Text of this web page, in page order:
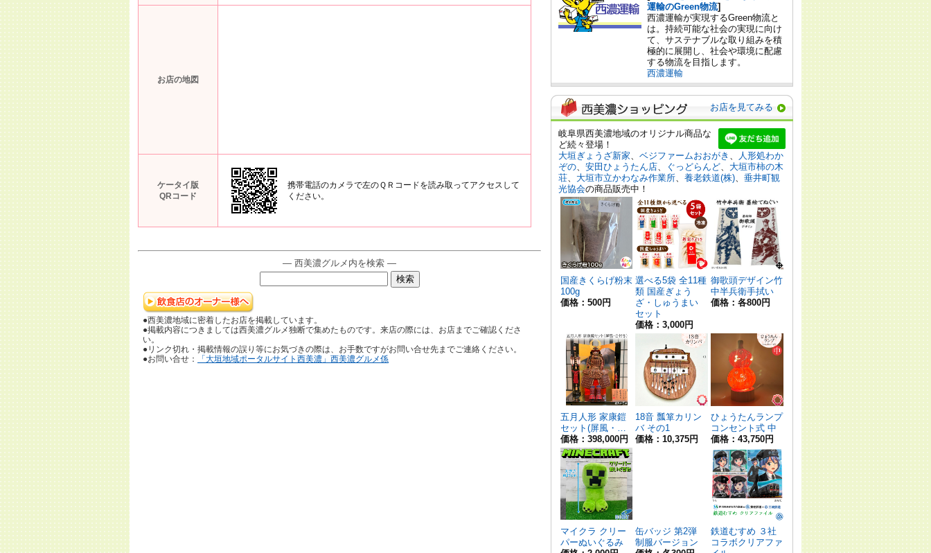
お店の地図
ケータイ版
QRコード
携帯電話のカメラで左のＱＲコードを読み取ってアクセスして
ください。
― 西美濃グルメ内を検索 ―
●西美濃地域に密着したお店を掲載しています。
●掲載内容につきましては西美濃グルメ独断で集めたものです。来店の際には、お店までご確認くださ
い。
●リンク切れ・掲載情報の誤り等にお気づきの際は、お手数ですがお問い合せ先までご連絡ください。
●お問い合せ：
「大垣地域ポータルサイト西美濃」西美濃グルメ係